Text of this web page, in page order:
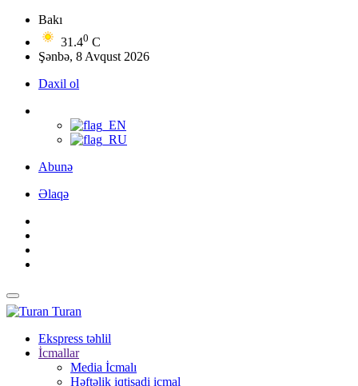
Bakı
31.40 C
Şənbə, 8 Avqust 2026
Daxil ol
Abunə
Əlaqə
Turan
Ekspress təhlil
İcmallar
Media İcmalı
Həftəlik iqtisadi icmal